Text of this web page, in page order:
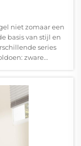
niet zomaar een
basis van stijl en
series
zware